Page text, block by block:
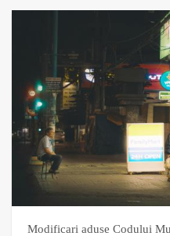
Modificari aduse Codului